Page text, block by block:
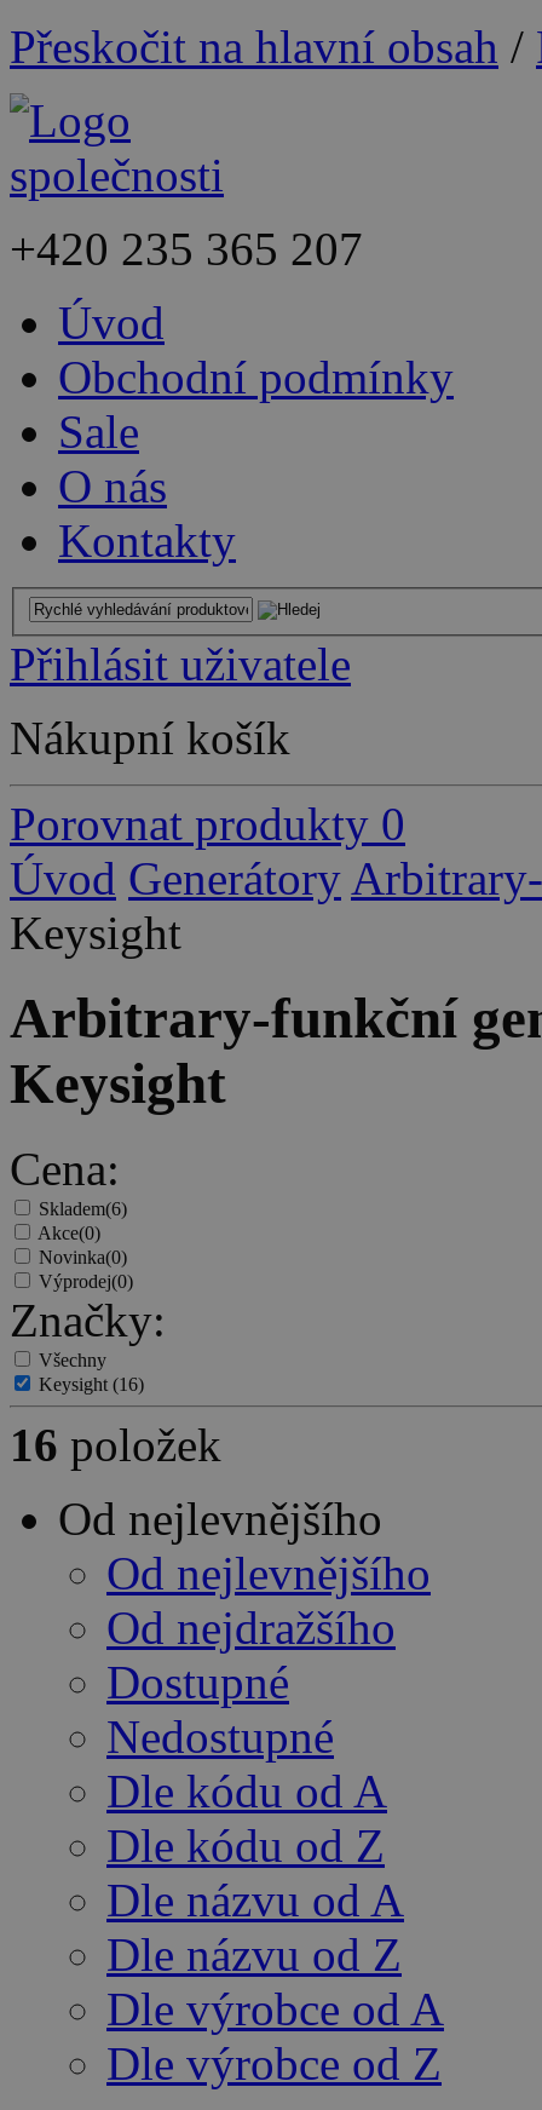
Přeskočit na hlavní obsah /
+420 235 365 207
Úvod
Obchodní podmínky
Sale
O nás
Kontakty
Přihlásit uživatele
Nákupní košík
Porovnat produkty 0
Úvod Generátory
Keysight
Arbitrary-funkční
Keysight
Cena:
Skladem(6)
Akce(0)
Novinka(0)
Výprodej(0)
Značky:
Všechny
Keysight(16)
16 položek
Od nejlevnějšího
Od nejlevnějšího
Od nejdražšího
Dostupné
Nedostupné
Dle kódu od A
Dle kódu od Z
Dle názvu od A
Dle názvu od Z
Dle výrobce od A
Dle výrobce od Z